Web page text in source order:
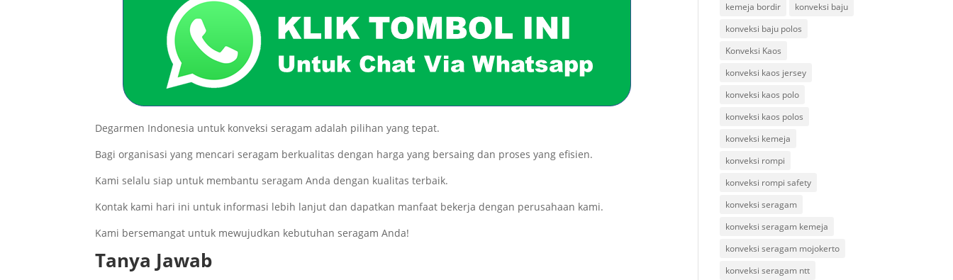
Degarmen Indonesia untuk konveksi seragam adalah pilihan yang tepat.
Bagi organisasi yang mencari seragam berkualitas dengan harga yang bersaing dan proses yang efisien.
Kami selalu siap untuk membantu seragam Anda dengan kualitas terbaik.
Kontak kami hari ini untuk informasi lebih lanjut dan dapatkan manfaat bekerja dengan perusahaan kami.
Kami bersemangat untuk mewujudkan kebutuhan seragam Anda!
Tanya Jawab
kemeja bordir
konveksi baju
konveksi baju polos
Konveksi Kaos
konveksi kaos jersey
konveksi kaos polo
konveksi kaos polos
konveksi kemeja
konveksi rompi
konveksi rompi safety
konveksi seragam
konveksi seragam kemeja
konveksi seragam mojokerto
konveksi seragam ntt